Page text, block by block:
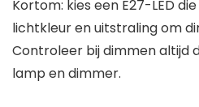
Kortom: kies een E27-LED
lichtkleur en uitstraling om
Controleer bij dimmen altijd
lamp en dimmer.